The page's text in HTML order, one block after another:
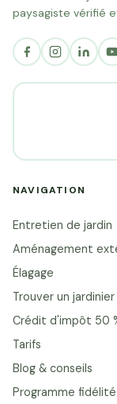
paysagiste vérifié
NAVIGATION
Entretien de jardin
Aménagement
Élagage
Trouver un jardinier
Crédit d'impôt 50
Tarifs
Blog & conseils
Programme fidélité